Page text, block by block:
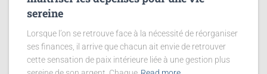
sereine
Lorsque l’on se retrouve face à la nécessité de réorganiser
ses finances, il arrive que chacun ait envie de retrouver
cette sensation de paix intérieure liée à une gestion plus